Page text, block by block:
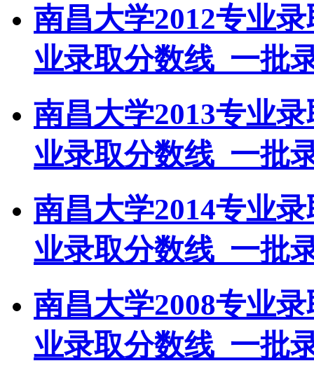
南昌大学2012专业
业录取分数线_一批
南昌大学2013专业
业录取分数线_一批
南昌大学2014专业
业录取分数线_一批
南昌大学2008专业
业录取分数线_一批